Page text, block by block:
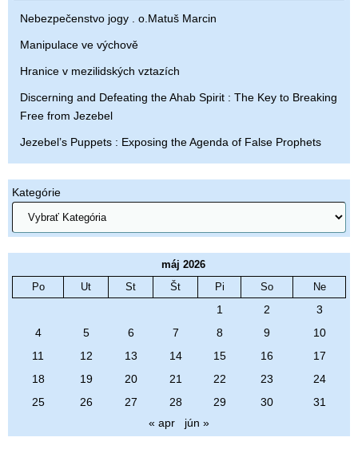
Nebezpečenstvo jogy . o.Matuš Marcin
Manipulace ve výchově
Hranice v mezilidských vztazích
Discerning and Defeating the Ahab Spirit : The Key to Breaking
Free from Jezebel
Jezebel’s Puppets : Exposing the Agenda of False Prophets
Kategórie
máj 2026
Po
Ut St Št Pi So Ne
1 2
3
4
5 6 7 8 9
10
11
12 13 14 15 16
17
18
19 20 21 22 23
24
25
26 27 28 29 30
31
« apr
jún »